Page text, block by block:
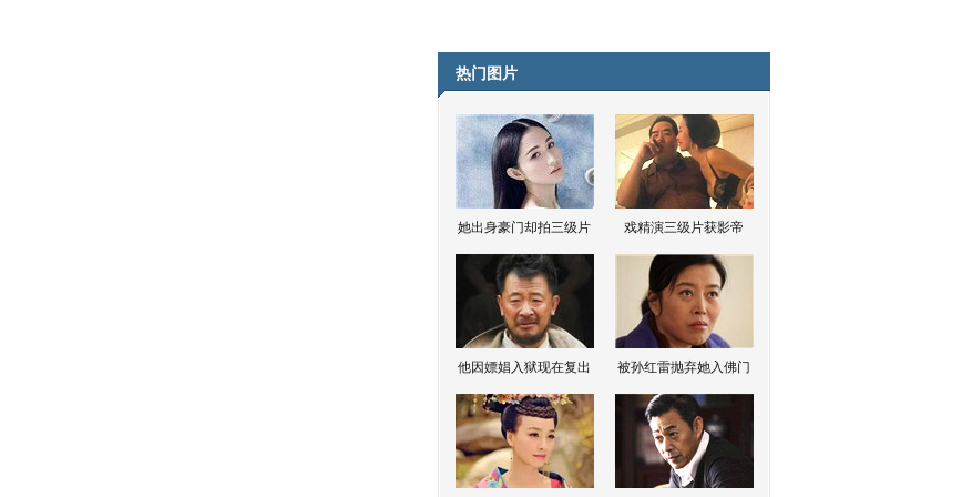
热门图片
她出身豪门却拍三级片 戏精演三级片获影帝
他因嫖娼入狱现在复出 被孙红雷抛弃她入佛门